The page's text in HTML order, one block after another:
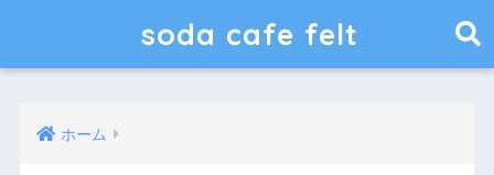
soda cafe felt
ホーム